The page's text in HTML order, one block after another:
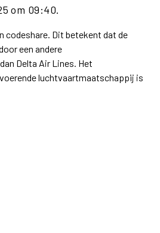
om 09:40.
codeshare. Dit betekent dat de
een andere
Delta Air Lines. Het
luchtvaartmaatschappij is